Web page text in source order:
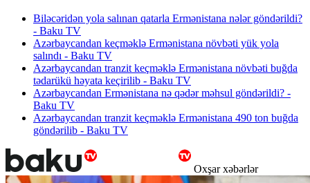
Biləcəridən yola salınan qatarla Ermənistana nələr göndərildi?
- Baku TV
Azərbaycandan keçməklə Ermənistana növbəti yük yola
salındı - Baku TV
Azərbaycandan tranzit keçməklə Ermənistana növbəti buğda
tədarükü həyata keçirilib - Baku TV
Azərbaycandan Ermənistana nə qədər məhsul göndərildi? -
Baku TV
Azərbaycandan tranzit keçməklə Ermənistana 490 ton buğda
göndərilib - Baku TV
Oxşar xəbərlər